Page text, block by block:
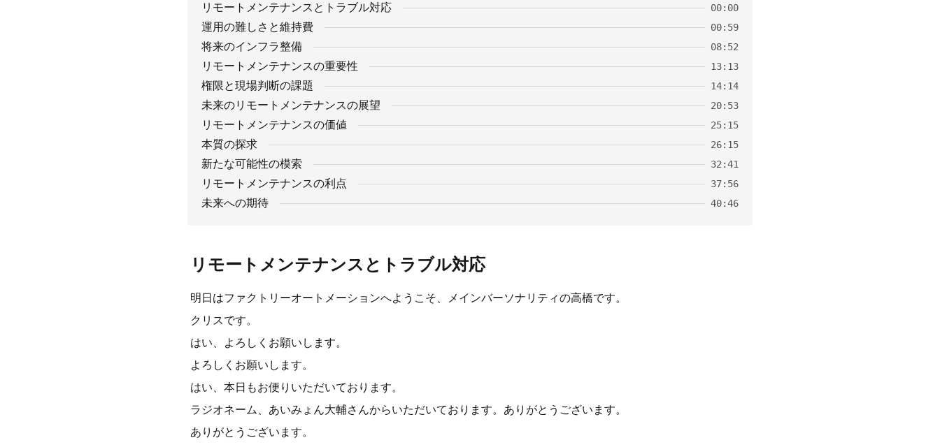
リモートメンテナンスとトラブル対応 00:00
運用の難しさと維持費 00:59
将来のインフラ整備 08:52
リモートメンテナンスの重要性 13:13
権限と現場判断の課題 14:14
未来のリモートメンテナンスの展望 20:53
リモートメンテナンスの価値 25:15
本質の探求 26:15
新たな可能性の模索 32:41
リモートメンテナンスの利点 37:56
未来への期待 40:46
リモートメンテナンスとトラブル対応
明日はファクトリーオートメーションへようこそ、メインバーソナリティの高橋です。
クリスです。
はい、よろしくお願いします。
よろしくお願いします。
はい、本日もお便りいただいております。
ラジオネーム、あいみょん大輔さんからいただいております。ありがとうございます。
ありがとうございます。